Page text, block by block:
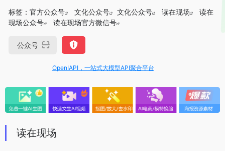
标签： 官方公众号 文化公众号 文化公众号 读在现场
读在
现场公众号
读在现场官方微信号
公众号
OpenIAPI，一站式大模型API聚合平台
读在现场